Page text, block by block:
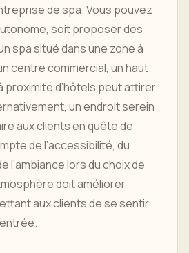
de spa. Vous pouvez
soit proposer des
spa situé dans une zone à
centre commercial, un haut
proximité d’hôtels peut attirer
un endroit serein
aux clients en quête de
de l’accessibilité, du
l’ambiance lors du choix de
doit améliorer
aux clients de se sentir